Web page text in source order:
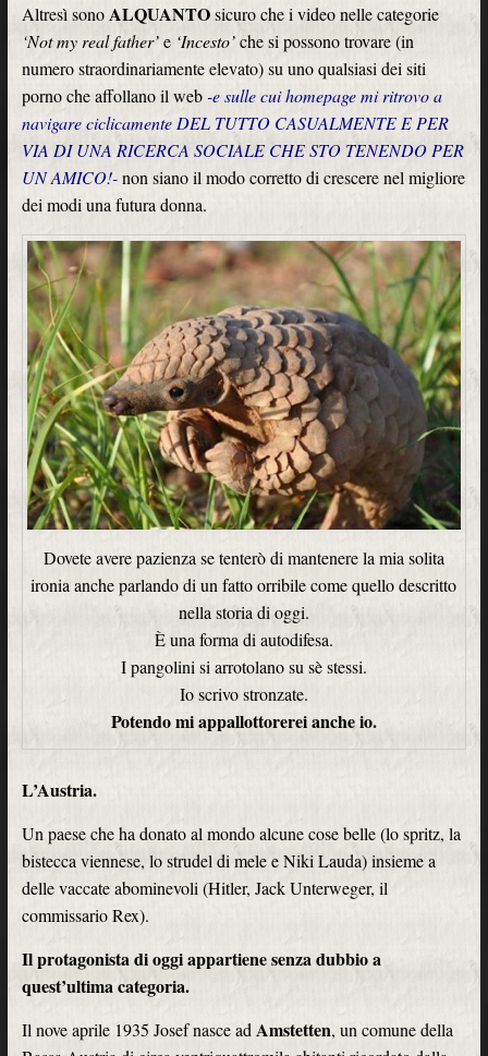
Altresì sonoALQUANTOsicuro che i video nelle categorie
‘Not my real father’e ‘Incesto’che si possono trovare (in
numero straordinariamente elevato) su uno qualsiasi dei siti
porno che affollano il web-e sulle cui homepage mi ritrovo a
navigare ciclicamente DEL TUTTO CASUALMENTE E PER
VIA DI UNA RICERCA SOCIALE CHE STO TENENDO PER
UN AMICO!- non siano il modo corretto di crescere nel migliore
dei modi una futura donna.
Dovete avere pazienza se tenterò di mantenere la mia solita
ironia anche parlando di un fatto orribile come quello descritto
nella storia di oggi.
È una forma di autodifesa.
I pangolini si arrotolano su sè stessi.
Io scrivo stronzate.
Potendo mi appallottorerei anche io.
L’Austria.
Un paese che ha donato al mondo alcune cose belle (lo spritz, la
bistecca viennese, lo strudel di mele e Niki Lauda) insieme a
delle vaccate abominevoli (Hitler, Jack Unterweger, il
commissario Rex).
Il protagonista di oggi appartiene senza dubbio a
quest’ultima categoria.
Il nove aprile 1935 Josef nasce ad Amstetten, un comune della